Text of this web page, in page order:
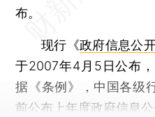
布。
现行《政府信息公
于2007年4月5日公布
据《条例》，中国各级
前公布上年度政府信息公